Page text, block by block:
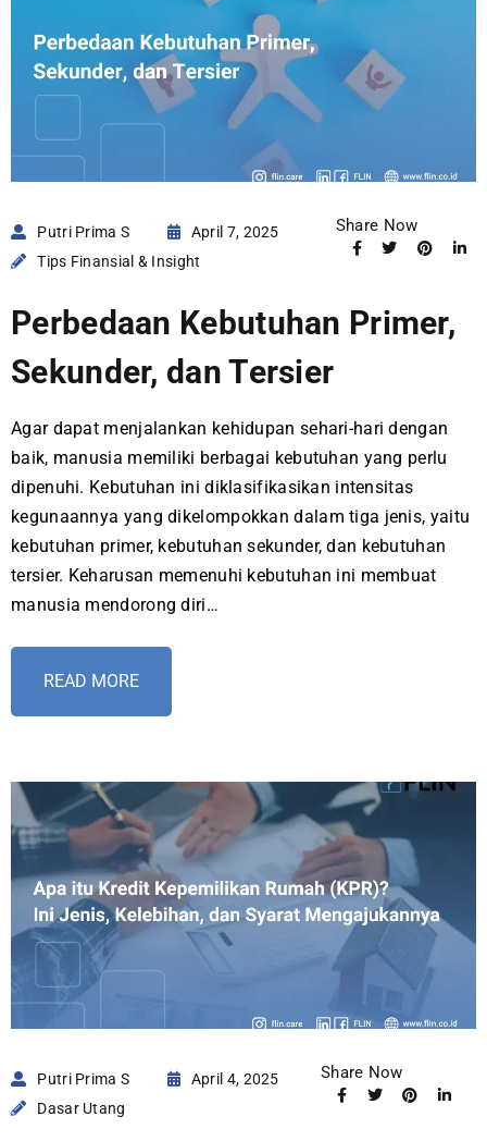
Putri Prima S
April 7, 2025
Tips Finansial & Insight
Share Now
Perbedaan Kebutuhan Primer,
Sekunder, dan Tersier
Agar dapat menjalankan kehidupan sehari-hari dengan
baik, manusia memiliki berbagai kebutuhan yang perlu
dipenuhi. Kebutuhan ini diklasifikasikan intensitas
kegunaannya yang dikelompokkan dalam tiga jenis, yaitu
kebutuhan primer, kebutuhan sekunder, dan kebutuhan
tersier. Keharusan memenuhi kebutuhan ini membuat
manusia mendorong diri…
READ MORE
Putri Prima S
April 4, 2025
Dasar Utang
Share Now